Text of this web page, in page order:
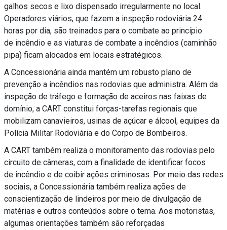
galhos secos e lixo dispensado irregularmente no local.
Operadores viários, que fazem a inspeção rodoviária 24
horas por dia, são treinados para o combate ao princípio
de incêndio e as viaturas de combate a incêndios (caminhão
pipa) ficam alocados em locais estratégicos.
A Concessionária ainda mantém um robusto plano de
prevenção a incêndios nas rodovias que administra. Além da
inspeção de tráfego e formação de aceiros nas faixas de
domínio, a CART constitui forças-tarefas regionais que
mobilizam canavieiros, usinas de açúcar e álcool, equipes da
Polícia Militar Rodoviária e do Corpo de Bombeiros.
A CART também realiza o monitoramento das rodovias pelo
circuito de câmeras, com a finalidade de identificar focos
de incêndio e de coibir ações criminosas. Por meio das redes
sociais, a Concessionária também realiza ações de
conscientização de lindeiros por meio de divulgação de
matérias e outros conteúdos sobre o tema. Aos motoristas,
algumas orientações também são reforçadas